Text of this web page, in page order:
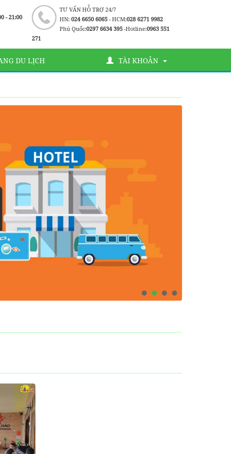
TƯ VẤN HỖ TRỢ 24/7
HN: 024 6650 6065- HCM:028 6271 9982
Phú Quốc:0297 6634 395 -Hotline:0963 551
271
- 21:00
DU LỊCH TÀI KHOẢN